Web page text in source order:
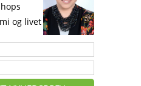
og livet